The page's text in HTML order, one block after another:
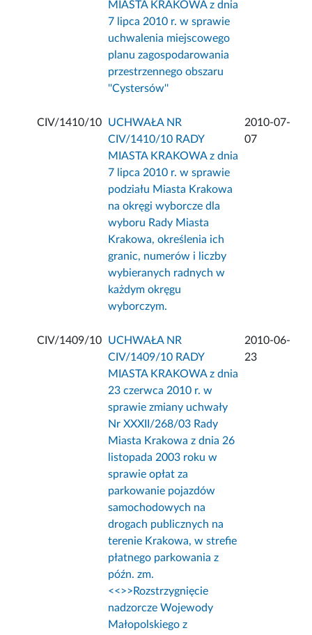
MIASTA KRAKOWA z dnia
7 lipca 2010 r. w sprawie
uchwalenia miejscowego
planu zagospodarowania
przestrzennego obszaru
''Cystersów''
CIV/1410/10
UCHWAŁA NR
CIV/1410/10 RADY
MIASTA KRAKOWA z dnia
7 lipca 2010 r. w sprawie
podziału Miasta Krakowa
na okręgi wyborcze dla
wyboru Rady Miasta
Krakowa, określenia ich
granic, numerów i liczby
wybieranych radnych w
każdym okręgu
wyborczym.
2010-07-
07
CIV/1409/10
UCHWAŁA NR
CIV/1409/10 RADY
MIASTA KRAKOWA z dnia
23 czerwca 2010 r. w
sprawie zmiany uchwały
Nr XXXII/268/03 Rady
Miasta Krakowa z dnia 26
listopada 2003 roku w
sprawie opłat za
parkowanie pojazdów
samochodowych na
drogach publicznych na
terenie Krakowa, w strefie
płatnego parkowania z
późn. zm.
<<>>Rozstrzygnięcie
nadzorcze Wojewody
Małopolskiego z
2010-06-
23